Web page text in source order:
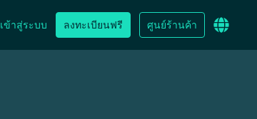
เข้าสู่ระบบ ลงทะเบียนฟรี ศูนย์ร้านค้า